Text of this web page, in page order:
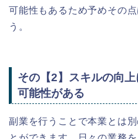
可能性もあるため予めその
う。
その【2】スキルの向
可能性がある
副業を行うことで本業とは